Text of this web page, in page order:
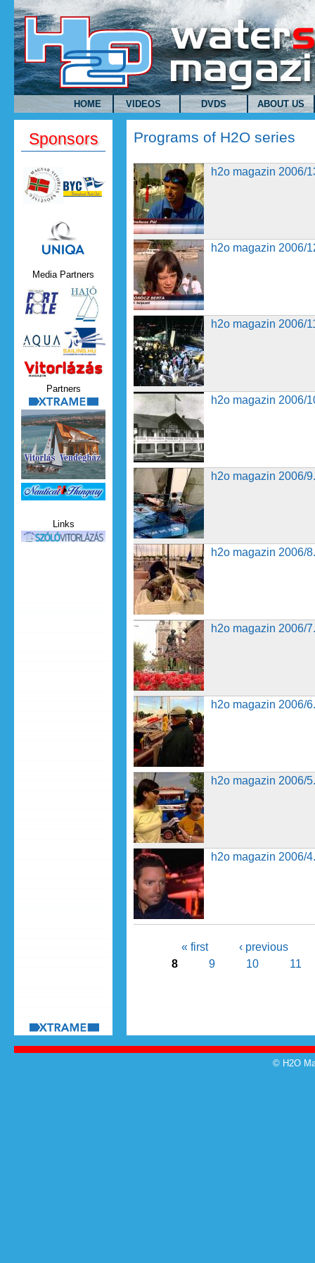
Skip to main content
HOME VIDEOS DVDS ABOUT US
Programs of H2O series
h2o magazin 2006/13. adás
h2o magazin 2006/
h2o magazin 2006/12. adás
h2o magazin 2006/
h2o magazin 2006/11. adás
h2o magazin 2006/
h2o magazin 2006/10. adás
h2o magazin 2006/
h2o magazin 2006/9. adás
h2o magazin 2006/
h2o magazin 2006/8. adás
h2o magazin 2006/
h2o magazin 2006/7. adás
h2o magazin 2006/
h2o magazin 2006/6. adás
h2o magazin 2006/
h2o magazin 2006/5. adás
h2o magazin 2006/
h2o magazin 2006/4. adás
h2o magazin 2006/
« first
‹ previous
8
9 10 11
Sponsors
Uniqa.png
Media Partners
Vitorlazas_magazin.jpg
Partners
xtrame.png
Nauticat.jpg
Links
szolo_vitorlazas.jpg
© H2O